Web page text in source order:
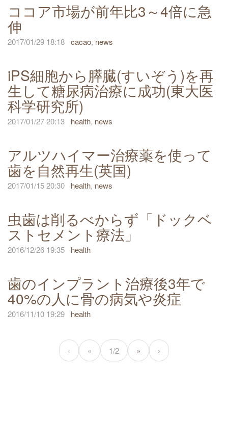
ココア市場が前年比3～4倍に急
伸
2017/01/29 18:18 cacao, news
iPS細胞から膵臓(すいぞう)を再
生して糖尿病治療に成功(東大医
科学研究所)
2017/01/27 20:13 health, news
アルツハイマー治療薬を使って
歯を自然再生(英国)
2017/01/15 20:30 health, news
虫歯は削るべからず「ドックベ
ストセメント療法」
2016/12/26 19:35 health
歯のインプラント治療後3年で
40%の人に骨の病気や炎症
2016/11/10 19:29 health
‹ « 1/2 » ›